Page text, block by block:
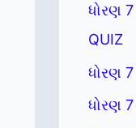
ધોરણ 7
QUIZ
ધોરણ 7
ધોરણ 7